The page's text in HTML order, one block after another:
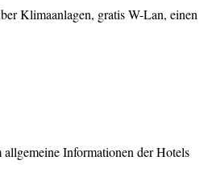
Klimaanlagen, gratis W-Lan, einen
Informationen der Hotels